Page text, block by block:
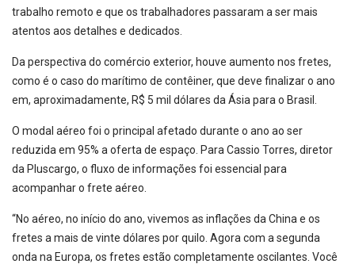
trabalho remoto e que os trabalhadores passaram a ser mais
atentos aos detalhes e dedicados.
Da perspectiva do comércio exterior, houve aumento nos fretes,
como é o caso do marítimo de contêiner, que deve finalizar o ano
em, aproximadamente, R$ 5 mil dólares da Ásia para o Brasil.
O modal aéreo foi o principal afetado durante o ano ao ser
reduzida em 95% a oferta de espaço. Para Cassio Torres, diretor
da Pluscargo, o fluxo de informações foi essencial para
acompanhar o frete aéreo.
“No aéreo, no início do ano, vivemos as inflações da China e os
fretes a mais de vinte dólares por quilo. Agora com a segunda
onda na Europa, os fretes estão completamente oscilantes. Você